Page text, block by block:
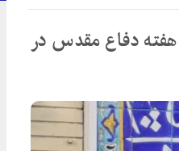
هفته دفاع مقدس در